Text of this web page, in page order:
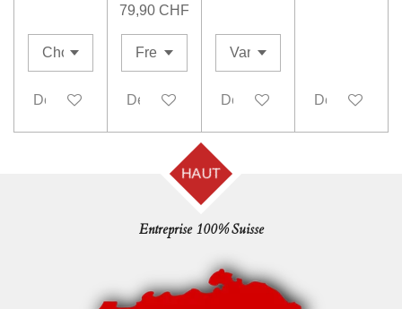
Désactivé
79,90 CHF
Désactivé Désactivé Désactivé
HAUT
Entreprise 100% Suisse